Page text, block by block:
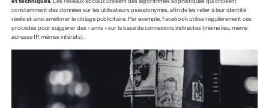
constamment des données sur les utilisateurs pseudonymes, afin de les relier à leur identité
réelle et ainsi améliorer le ciblage publicitaire. Par exemple, Facebook utilise régulièrement ces
procédés pour suggérer des « amis » sur la base de connexions indirectes (même lieu, même
adresse IP, mêmes intérêts).